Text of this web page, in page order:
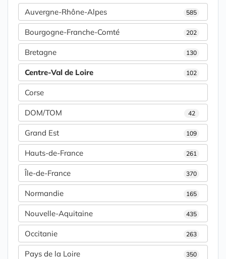
Auvergne-Rhône-Alpes 585
Bourgogne-Franche-Comté 202
Bretagne 130
Centre-Val de Loire 102
Corse
DOM/TOM 42
Grand Est 109
Hauts-de-France 261
Île-de-France 370
Normandie 165
Nouvelle-Aquitaine 435
Occitanie 263
Pays de la Loire 350